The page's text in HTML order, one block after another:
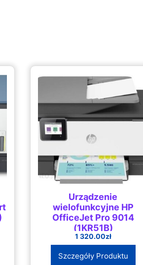
Urządzenie
wielofunkcyjne HP
OfficeJet Pro 9014
(1KR51B)
1 320.00zł
Szczegóły Produktu